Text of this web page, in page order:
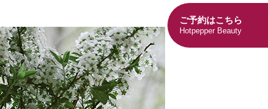
ご予約はこちら
Hotpepper Beauty